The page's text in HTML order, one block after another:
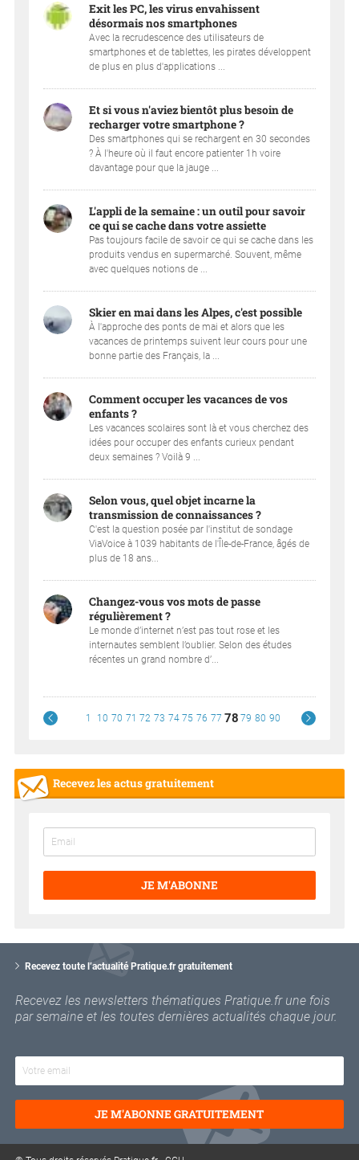
Exit les PC, les virus envahissent
désormais nos smartphones
Avec la recrudescence des utilisateurs de
smartphones et de tablettes, les pirates développent
de plus en plus d'applications ...
Et si vous n'aviez bientôt plus besoin de
recharger votre smartphone ?
Des smartphones qui se rechargent en 30 secondes
? À l'heure où il faut encore patienter 1h voire
davantage pour que la jauge ...
L'appli de la semaine : un outil pour savoir
ce qui se cache dans votre assiette
Pas toujours facile de savoir ce qui se cache dans les
produits vendus en supermarché. Souvent, même
avec quelques notions de ...
Skier en mai dans les Alpes, c'est possible
À l'approche des ponts de mai et alors que les
vacances de printemps suivent leur cours pour une
bonne partie des Français, la ...
Comment occuper les vacances de vos
enfants ?
Les vacances scolaires sont là et vous cherchez des
idées pour occuper des enfants curieux pendant
deux semaines ? Voilà 9 ...
Selon vous, quel objet incarne la
transmission de connaissances ?
C'est la question posée par l'institut de sondage
ViaVoice à 1039 habitants de l'Île-de-France, âgés de
plus de 18 ans...
Changez-vous vos mots de passe
régulièrement ?
Le monde d’internet n’est pas tout rose et les
internautes semblent l’oublier. Selon des études
récentes un grand nombre d’...
1 10 70 71 72 73 74 75 76 77 78 79 80 90
Recevez les actus gratuitement
JE M'ABONNE
Recevez toute l’actualité Pratique.fr gratuitement
Recevez les newsletters thématiques Pratique.fr une fois
par semaine et les toutes dernières actualités chaque jour.
o
r
e
e
JE M'ABONNE GRATUITEMENT